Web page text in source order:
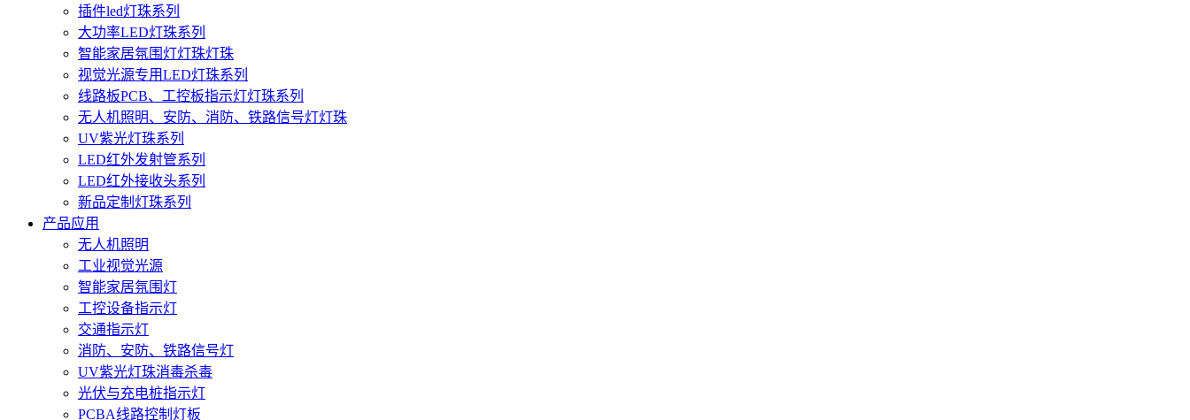
插件led灯珠系列
大功率LED灯珠系列
智能家居氛围灯灯珠灯珠
视觉光源专用LED灯珠系列
线路板PCB、工控板指示灯灯珠系列
无人机照明、安防、消防、铁路信号灯灯珠
UV紫光灯珠系列
LED红外发射管系列
LED红外接收头系列
新品定制灯珠系列
产品应用
无人机照明
工业视觉光源
智能家居氛围灯
工控设备指示灯
交通指示灯
消防、安防、铁路信号灯
UV紫光灯珠消毒杀毒
光伏与充电桩指示灯
PCBA线路控制灯板